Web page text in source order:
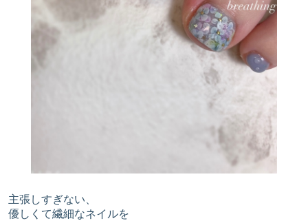
主張しすぎない、
優しくて繊細なネイルを